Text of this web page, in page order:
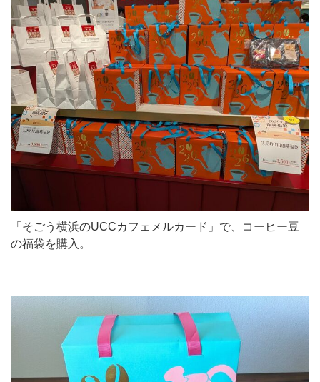
「そごう横浜のUCCカフェメルカード」で、コーヒー豆
の福袋を購入。